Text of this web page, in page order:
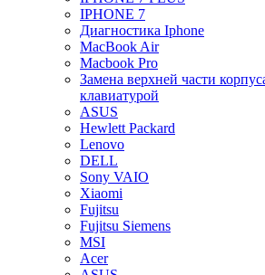
IPHONE 7
Диагностика Iphone
MacBook Air
Macbook Pro
Замена верхней части
клавиатурой
ASUS
Hewlett Packard
Lenovo
DELL
Sony VAIO
Xiaomi
Fujitsu
Fujitsu Siemens
MSI
Acer